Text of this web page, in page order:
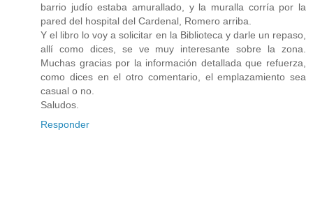
barrio judío estaba amurallado, y la muralla corría por la
pared del hospital del Cardenal, Romero arriba.
Y el libro lo voy a solicitar en la Biblioteca y darle un repaso,
allí como dices, se ve muy interesante sobre la zona.
Muchas gracias por la información detallada que refuerza,
como dices en el otro comentario, el emplazamiento sea
casual o no.
Saludos.
Responder